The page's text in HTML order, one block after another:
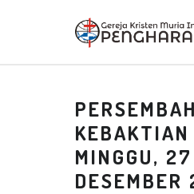
MINGGU, 27